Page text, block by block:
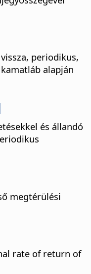
periodikus,
alapján
és állandó
megtérülési
rate of return of